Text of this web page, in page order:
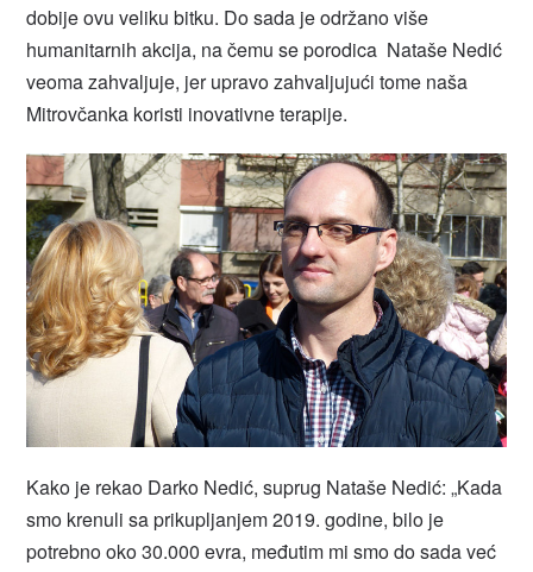
dobije ovu veliku bitku. Do sada je održano više
humanitarnih akcija, na čemu se porodica Nataše Nedić
veoma zahvaljuje, jer upravo zahvaljujući tome naša
Mitrovčanka koristi inovativne terapije.
Kako je rekao Darko Nedić, suprug Nataše Nedić: „Kada
smo krenuli sa prikupljanjem 2019. godine, bilo je
potrebno oko 30.000 evra, međutim mi smo do sada već